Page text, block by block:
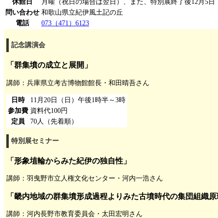
休館日
月曜（祝日の場合は翌日）、また、特別展終了後12月5
問い合わせ 和歌山県立紀伊風土記の丘
電話
073（471）6123
記念講演会
「群集墳の成立と展開」
講師：兵庫県立考古博物館館長・和田晴吾さん
日時
11月20日（日）午後1時半～3時
参加費 資料代100円
定員
70人（先着順）
特別展セミナー
「形象埴輪からみた紀伊の独自性」
講師：羽曳野市立人権文化センター・河内一浩さん
「畿内地域の群集墳形成過程よりみた古墳時代の集団組織原
講師：河内長野市教育委員会・太田宏明さん